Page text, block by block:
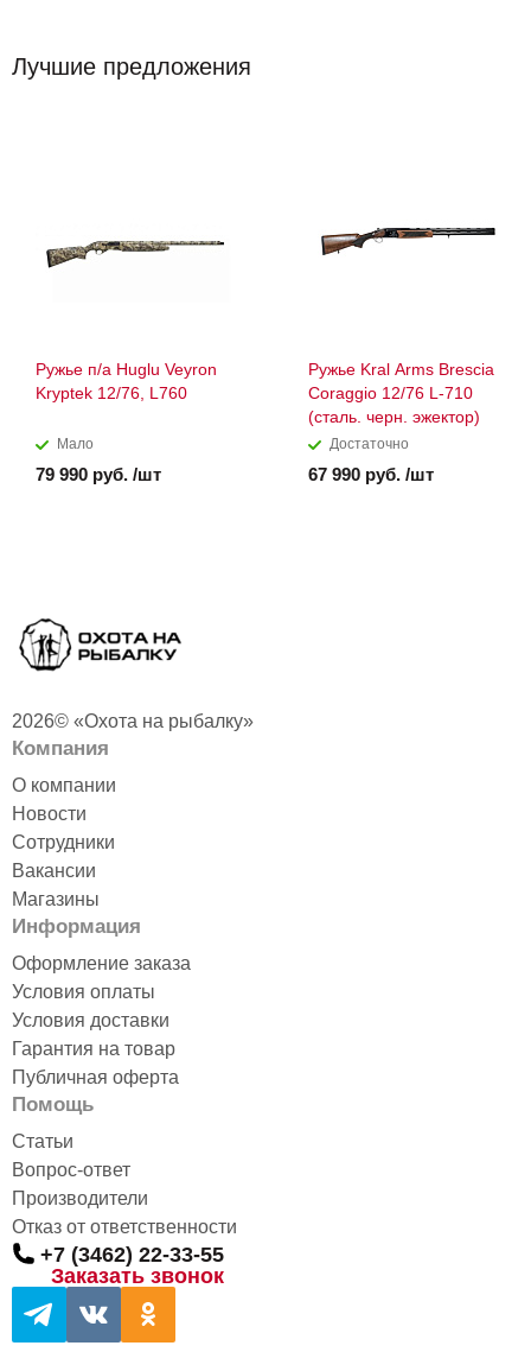
Лучшие предложения
Ружье п/а Huglu Veyron
Kryptek 12/76, L760
Мало
79 990 руб. /шт
Ружье Kral Arms Brescia
Coraggio 12/76 L-710
(сталь. черн. эжектор)
Достаточно
67 990 руб. /шт
2026© «Охота на рыбалку»
Компания
О компании
Новости
Сотрудники
Вакансии
Магазины
Информация
Оформление заказа
Условия оплаты
Условия доставки
Гарантия на товар
Публичная оферта
Помощь
Статьи
Вопрос-ответ
Производители
Отказ от ответственности
+7 (3462) 22-33-55
Заказать звонок